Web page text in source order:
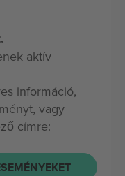
aktív
információ,
vagy
címre: